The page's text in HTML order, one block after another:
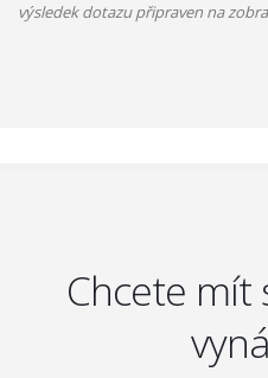
výsledek dotazu připraven na
Chcete mít